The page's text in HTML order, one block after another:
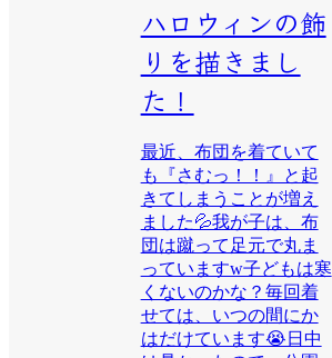
ハロウィンの飾
りを描きまし
た！
最近、布団を着ていて
も『さむっ！！』と起
きてしまうことが増え
ました💦我が子は、布
団は蹴って足元で丸ま
っていますw子どもは寒
くないのかな？毎回着
せては、いつの間にか
はだけています😭日中